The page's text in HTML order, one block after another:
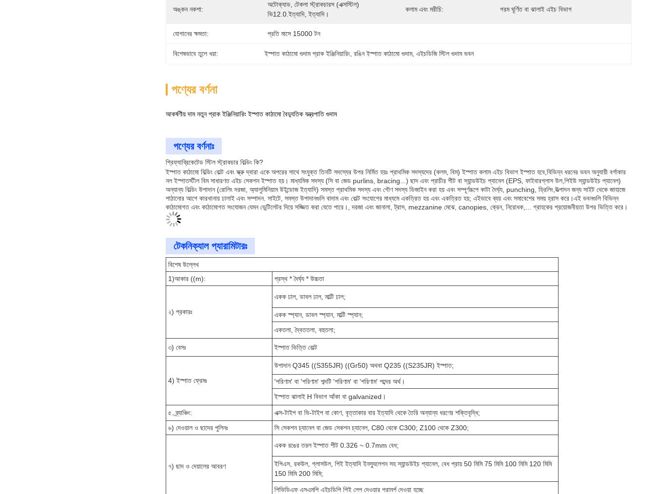
অঙ্কন নকশা:
অটোক্যাড, টেকলা স্ট্রাকচারস (এক্সস্টিল)
ভি12.0.ইত্যাদি, ইত্যাদি।
কলাম এবং মরীচি: গরম ঘূর্ণিত বা ঝালাই এইচ বিভাগ
যোগানের ক্ষমতা: প্রতি মাসে 15000 টন
বিশেষভাবে তুলে ধরা: ইস্পাত কাঠামো গুদাম প্রাক ইঞ্জিনিয়ারিং , রঙিন ইস্পাত কাঠামো গুদাম, এইচডিজি স্টিল গুদাম ভবন
পণ্যের বর্ণনা
আকর্ষণীয় দাম নতুন প্রাক ইঞ্জিনিয়ারিং ইস্পাত কাঠামো বৈদ্যুতিক যন্ত্রপাতি গুদাম
পণ্যের বর্ণনাঃ
প্রিফ্যাব্রিকেটেড স্টিল স্ট্রাকচার বিল্ডিং কি?
ইস্পাত কাঠামো বিল্ডিং বোল্ট এবং স্ক্রু দ্বারা একে অপরের সাথে সংযুক্ত তিনটি সদস্যের উপর নির্মিত হয়ঃ প্রাথমিক সদস্যদের (কলম, বিম) ইস্পাত কলাম এইচ বিভাগ ইস্পাত হবে,বিভিন্ন ধরনের ভবন অনুযায়ী বর্গাকার
নল ইস্পাতস্টীল বিম সাধারণত এইচ সেকশন ইস্পাত হয়। মাধ্যমিক সদস্য (সি বা জেড purlins, bracing...) ছাদ এবং প্রাচীর শীট বা স্যান্ডউইচ প্যানেল (EPS, ফাইবারগ্লাস উল,পিইউ স্যান্ডউইচ প্যানেল)
অন্যান্য বিল্ডিং উপাদান (রোলিং দরজা, অ্যালুমিনিয়াম উইন্ডোজ ইত্যাদি) সমস্ত প্রাথমিক সদস্য এবং গৌণ সদস্য ডিজাইন করা হয় এবং সম্পূর্ণরূপে কাটা দৈর্ঘ্য, punching, ড্রিলিং,উত্পাদন জন্য সাইট থেকে জাহাজে
পাঠানোর আগে কারখানায় ঢালাই এবং সম্পাদন. সাইটে, সমস্ত উপাদানগুলি বাদাম এবং বোল্ট সংযোগের মাধ্যমে একত্রিত হয় এবং একত্রিত হয়; এইভাবে ব্যয় এবং সমাবেশের সময় হ্রাস করে।এই ভবনগুলি বিভিন্ন
কাঠামোগত এবং কাঠামোগত সংযোজন যেমন ভেন্টিলেটর দিয়ে সজ্জিত করা যেতে পারে।, দরজা এবং জানালা, ট্রাস, mezzanine মেঝে, canopies, ক্রেন, নিরোধক,... গ্রাহকের প্রয়োজনীয়তা উপর ভিত্তি করে।
টেকনিক্যাল প্যারামিটারঃ
বিশেষ উল্লেখ
1)আকার ((m):
প্রস্থ * দৈর্ঘ্য * উচ্চতা
২) প্রকারঃ
একক ঢাল, ডাবল ঢাল, মাল্টি ঢাল;
একক স্প্যান, ডাবল স্প্যান, মাল্টি স্প্যান;
একতলা, দ্বৈততলা, বহুতলা;
৩) বেসঃ ইস্পাত ভিত্তি বোল্ট
4) ইস্পাত ফ্রেমঃ
উপাদান Q345 ((S355JR) ((Gr50) অথবা Q235 ((S235JR) ইস্পাত;
'পরিণাম' বা 'পরিণাম' শব্দটি 'পরিণাম' বা 'পরিণাম' শব্দের অর্থ।
ইস্পাত ঝালাই H বিভাগ আঁকা বা galvanized।
৫. ব্র্যাঞ্চিং:
এক্স-টাইপ বা ভি-টাইপ বা কোণ, বৃত্তাকার বার ইত্যাদি থেকে তৈরি অন্যান্য ধরণের শক্তিবৃদ্ধি;
৬) দেওয়াল ও ছাদের পুলিনঃ
সি সেকশন চ্যানেল বা জেড সেকশন চ্যানেল, C80 থেকে C300; Z100 থেকে Z300;
৭) ছাদ ও দেয়ালের আবরণ
একক রঙের তরল ইস্পাত শীট 0.326 ~ 0.7mm বেধ;
ইপিএস, রকউল, গ্লাসউল, পিই ইত্যাদি ইনস্যুলেশন সহ স্যান্ডউইচ প্যানেল, বেধ প্রায় 50 মিমি 75 মিমি 100 মিমি 120 মিমি
150 মিমি 200 মিমি;
পিভিডিএফ এসএমপি এইচডিপি পিই লেপ দেওয়ার পরামর্শ দেওয়া হচ্ছে